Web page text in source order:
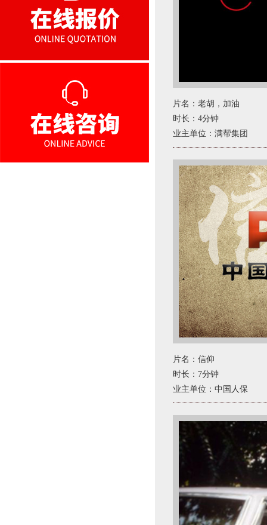
片名：老胡，加油
时长：4分钟
业主单位：满帮集团
片名：信仰
时长：7分钟
业主单位：中国人保